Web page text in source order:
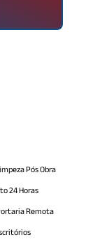
Pós Obra
24 Horas
Remota